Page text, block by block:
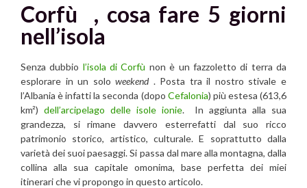
Corfù , cosa fare 5 giorni
nell’isola
Senza dubbio l’isola di Corfù non è un fazzoletto di terra da
esplorare in un soloweekend. Posta tra il nostro stivale e
l’Albania è infatti la seconda (dopo Cefalonia) più estesa (613,6
km²) dell’arcipelago delle isole ionie. In aggiunta alla sua
grandezza, si rimane davvero esterrefatti dal suo ricco
patrimonio storico, artistico, culturale. E soprattutto dalla
varietà dei suoi paesaggi. Si passa dal mare alla montagna, dalla
collina alla sua capitale omonima, base perfetta dei miei
itinerari che vi propongo in questo articolo.